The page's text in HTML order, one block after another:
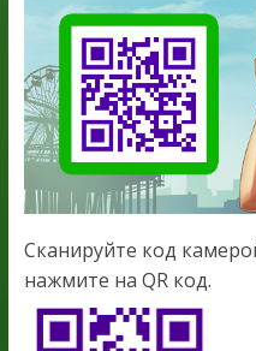
Сканируйте код
нажмите на QR код.